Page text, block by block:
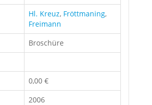
Hl. Kreuz, Fröttmaning,
Freimann
Broschüre
0,00 €
2006